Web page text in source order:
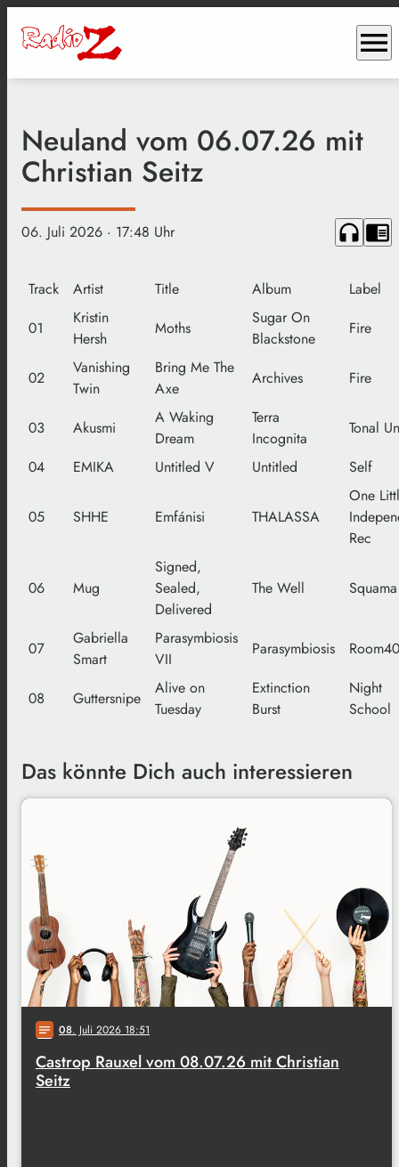
menu
Neuland vom 06.07.26 mit
Christian Seitz
06. Juli 2026 · 17:48 Uhr headphones chrome_reader_mode
Track Artist Title Album
Label
01
Kristin
Hersh
Moths
Sugar On
Blackstone
Fire
02
Vanishing
Twin
Bring Me The
Axe
Archives Fire
03 Akusmi
A Waking
Dream
Terra
Incognita
Tonal
04
EMIKA Untitled V Untitled Self
05 SHHE Emfánisi THALASSA
One
Rec
06 Mug
Signed,
Sealed,
Delivered
The Well Squama
07
Gabriella
Smart
Parasymbiosis
VII
Parasymbiosis Room40
08 Guttersnipe
Alive on
Tuesday
Extinction
Burst
Night
School
Das könnte Dich auch interessieren
notes 08. Juli 2026 18:51
Castrop Rauxel vom 08.07.26 mit Christian
Seitz